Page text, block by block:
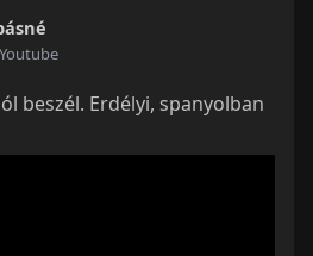
beszél. Erdélyi, spanyolban